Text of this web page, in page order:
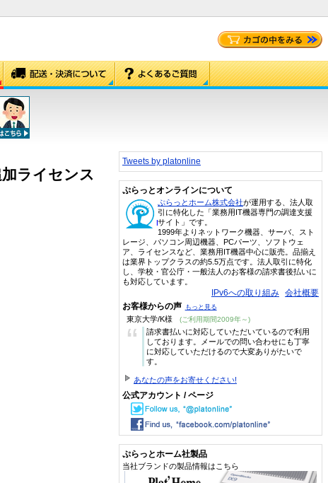
ライセンス
Tweets by platonline
ぷらっとオンラインについて
ぷらっとホーム株式会社が運用する、法人取
引に特化した「業務用IT機器専門の調達支援
サイト」です。
1999年よりネットワーク機器、サーバ、スト
レージ、パソコン周辺機器、PCパーツ、ソフトウェ
ア、ライセンスなど、業務用IT機器中心に販売。品揃え
は業界トップクラスの約5.5万点です。法人取引に特化
し、学校・官公庁・一般法人のお客様の請求書後払いに
も対応しています。
IPv6への取り組み 会社概要
お客様からの声 もっと見る
東京大学/K様 (ご利用期間2009年～)
“
請求書払いに対応していただいているので利用
しております。メールでの問い合わせにも丁寧
に対応していただけるので大変ありがたいで
す。
あなたの声をお寄せください!
公式アカウント / ページ
ぷらっとホーム社製品
当社ブランドの製品情報はこちら